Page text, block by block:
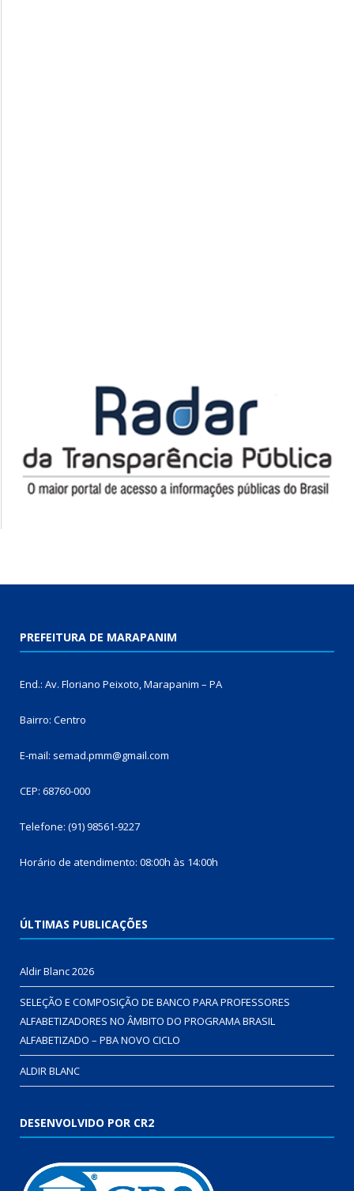
PREFEITURA DE MARAPANIM
End.: Av. Floriano Peixoto, Marapanim – PA
Bairro: Centro
E-mail: semad.pmm@gmail.com
CEP: 68760-000
Telefone: (91) 98561-9227
Horário de atendimento: 08:00h às 14:00h
ÚLTIMAS PUBLICAÇÕES
Aldir Blanc 2026
SELEÇÃO E COMPOSIÇÃO DE BANCO PARA PROFESSORES
ALFABETIZADORES NO ÂMBITO DO PROGRAMA BRASIL
ALFABETIZADO – PBA NOVO CICLO
ALDIR BLANC
DESENVOLVIDO POR CR2